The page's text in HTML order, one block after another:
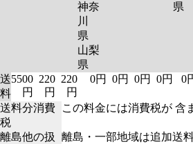
神奈
川
県
山梨
県
県
送
料
5500
円
220
円
220
円
0円 0円 0円 0円 0
送料分消費
税
この料金には消費税が 含
離島他の扱
離島・一部地域は追加送